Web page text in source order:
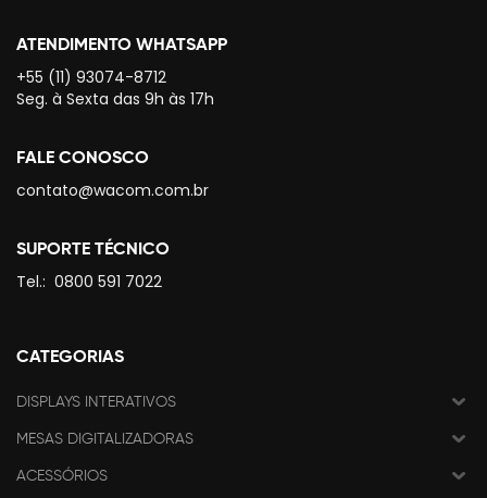
ATENDIMENTO WHATSAPP
+55 (11) 93074-8712
Seg. à Sexta das 9h às 17h
FALE CONOSCO
contato@wacom.com.br
SUPORTE TÉCNICO
Tel.: 0800 591 7022
CATEGORIAS
DISPLAYS INTERATIVOS
MESAS DIGITALIZADORAS
ACESSÓRIOS